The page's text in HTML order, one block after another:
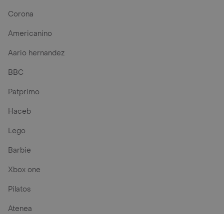
Corona
Americanino
Aario hernandez
BBC
Patprimo
Haceb
Lego
Barbie
Xbox one
Pilatos
Atenea